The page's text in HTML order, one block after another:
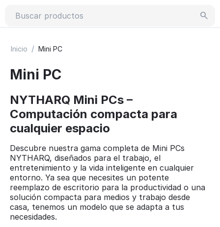
Inicio / Mini PC
Mini PC
NYTHARQ Mini PCs –
Computación compacta para
cualquier espacio
Descubre nuestra gama completa de Mini PCs
NYTHARQ, diseñados para el trabajo, el
entretenimiento y la vida inteligente en cualquier
entorno. Ya sea que necesites un potente
reemplazo de escritorio para la productividad o una
solución compacta para medios y trabajo desde
casa, tenemos un modelo que se adapta a tus
necesidades.